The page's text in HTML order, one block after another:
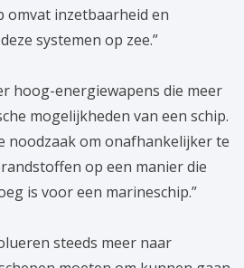
omvat inzetbaarheid en
systemen op zee.”
hoog-energiewapens die meer
mogelijkheden van een schip.
noodzaak om onafhankelijker te
op een manier die
is voor een marineschip.”
steeds meer naar